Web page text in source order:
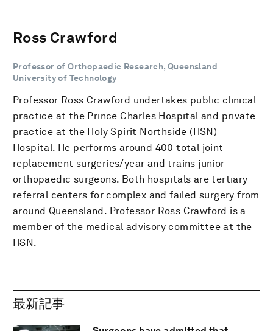
Ross Crawford
Professor of Orthopaedic Research, Queensland
University of Technology
Professor Ross Crawford undertakes public clinical
practice at the Prince Charles Hospital and private
practice at the Holy Spirit Northside (HSN)
Hospital. He performs around 400 total joint
replacement surgeries/year and trains junior
orthopaedic surgeons. Both hospitals are tertiary
referral centers for complex and failed surgery from
around Queensland. Professor Ross Crawford is a
member of the medical advisory committee at the
HSN.
最新記事